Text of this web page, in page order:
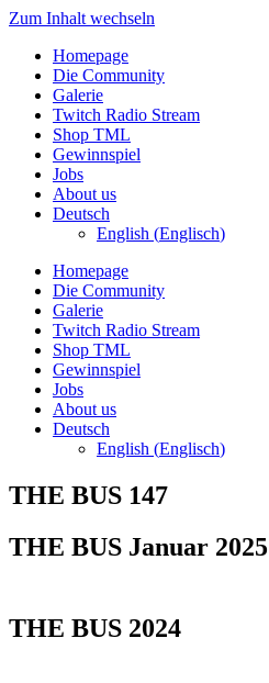
Zum Inhalt wechseln
Homepage
Die Community
Galerie
Twitch Radio Stream
Shop TML
Gewinnspiel
Jobs
About us
Deutsch
English (Englisch)
Homepage
Die Community
Galerie
Twitch Radio Stream
Shop TML
Gewinnspiel
Jobs
About us
Deutsch
English (Englisch)
THE BUS 147
THE BUS Januar 2025
THE BUS 2024